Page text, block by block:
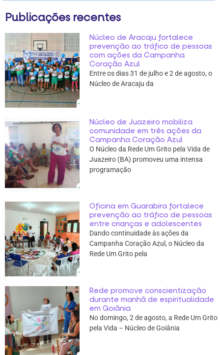
Publicações recentes
Núcleo de Aracaju fortalece
prevenção ao tráfico de pessoas
com ações da Campanha
Coração Azul
Entre os dias 31 de julho e 2 de agosto, o
Núcleo de Aracaju da
Núcleo de Juazeiro mobiliza
comunidade em três ações da
Campanha Coração Azul
O Núcleo da Rede Um Grito pela Vida de
Juazeiro (BA) promoveu uma intensa
programação
Oficina em Guarabira fortalece
prevenção ao tráfico de pessoas
entre crianças e adolescentes
Dando continuidade às ações da
Campanha Coração Azul, o Núcleo da
Rede Um Grito pela
Rede promove conscientização
durante manhã de espiritualidade
em Goiânia
No domingo, 2 de agosto, a Rede Um Grito
pela Vida – Núcleo de Goiânia